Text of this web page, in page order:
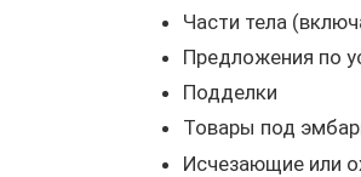
Части тела
Предложения по
Подделки
Товары под
Исчезающие или